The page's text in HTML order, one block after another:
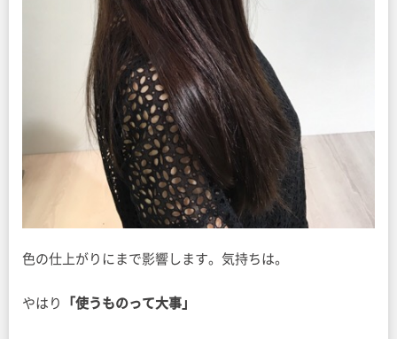
色の仕上がりにまで影響します。気持ちは。
やはり 「使うものって大事」